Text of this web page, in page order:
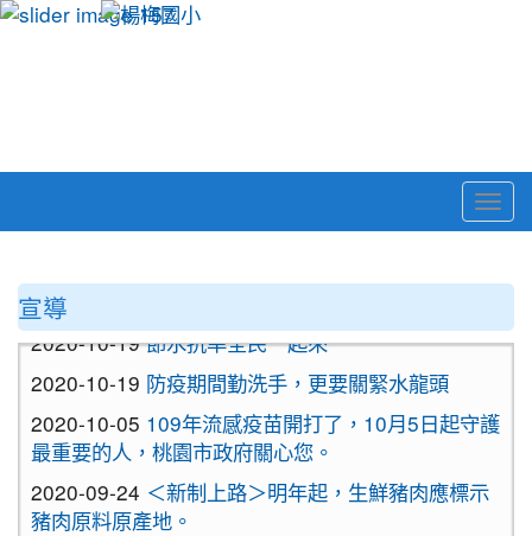
宣導
2020-10-19節水抗旱全民一起來
2020-10-19 防疫期間勤洗手，更要關緊水龍頭
2020-10-05 109年流感疫苗開打了，10月5日起守護
最重要的人，桃園市政府關心您。
2020-09-24 ＜新制上路＞明年起，生鮮豬肉應標示
豬肉原料原產地。